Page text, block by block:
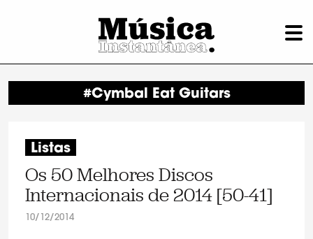
#Cymbal Eat Guitars
Listas
Os 50 Melhores Discos
Internacionais de 2014 [50-41]
10/12/2014